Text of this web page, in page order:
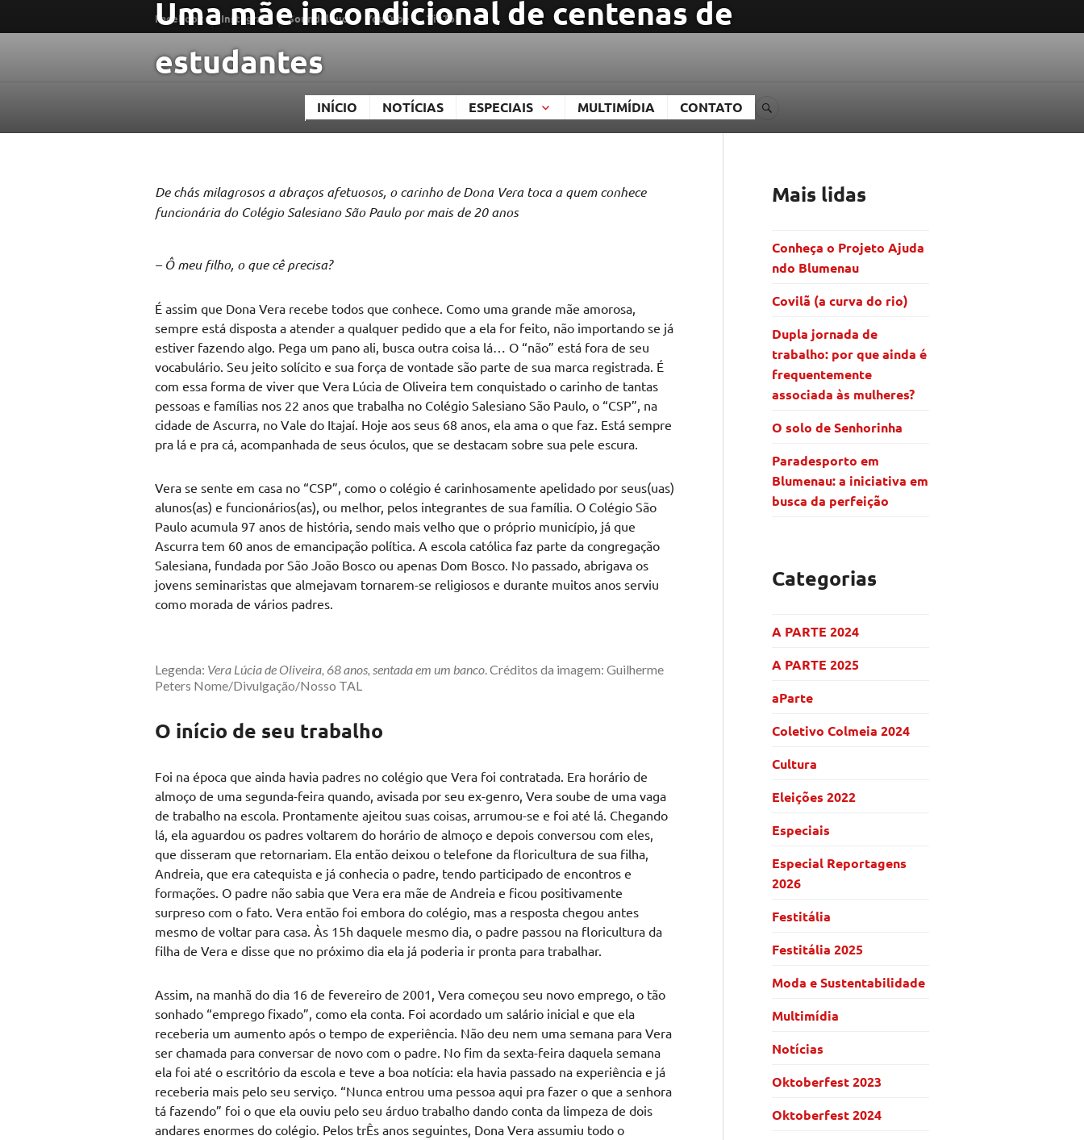
para
Facebook Instagram Soundcloud YouTube TikTok
TAL
INÍCIO NOTÍCIAS ESPECIAIS MULTIMÍDIA CONTATO
Uma mãe incondicional de centenas de
estudantes
De chás milagrosos a abraços afetuosos, o carinho de Dona Vera toca a quem conhece
funcionária do Colégio Salesiano São Paulo por mais de 20 anos
– Ô meu filho, o que cê precisa?
É assim que Dona Vera recebe todos que conhece. Como uma grande mãe amorosa,
sempre está disposta a atender a qualquer pedido que a ela for feito, não importando se já
estiver fazendo algo. Pega um pano ali, busca outra coisa lá… O “não” está fora de seu
vocabulário. Seu jeito solícito e sua força de vontade são parte de sua marca registrada. É
com essa forma de viver que Vera Lúcia de Oliveira tem conquistado o carinho de tantas
pessoas e famílias nos 22 anos que trabalha no Colégio Salesiano São Paulo, o “CSP”, na
cidade de Ascurra, no Vale do Itajaí. Hoje aos seus 68 anos, ela ama o que faz. Está sempre
pra lá e pra cá, acompanhada de seus óculos, que se destacam sobre sua pele escura.
Vera se sente em casa no “CSP”, como o colégio é carinhosamente apelidado por seus(uas)
alunos(as) e funcionários(as), ou melhor, pelos integrantes de sua família. O Colégio São
Paulo acumula 97 anos de história, sendo mais velho que o próprio município, já que
Ascurra tem 60 anos de emancipação política. A escola católica faz parte da congregação
Salesiana, fundada por São João Bosco ou apenas Dom Bosco. No passado, abrigava os
jovens seminaristas que almejavam tornarem-se religiosos e durante muitos anos serviu
como morada de vários padres.
Legenda: Vera Lúcia de Oliveira, 68 anos, sentada em um banco. Créditos da imagem: Guilherme
Peters Nome/Divulgação/Nosso TAL
O início de seu trabalho
Foi na época que ainda havia padres no colégio que Vera foi contratada. Era horário de
almoço de uma segunda-feira quando, avisada por seu ex-genro, Vera soube de uma vaga
de trabalho na escola. Prontamente ajeitou suas coisas, arrumou-se e foi até lá. Chegando
lá, ela aguardou os padres voltarem do horário de almoço e depois conversou com eles,
que disseram que retornariam. Ela então deixou o telefone da floricultura de sua filha,
Andreia, que era catequista e já conhecia o padre, tendo participado de encontros e
formações. O padre não sabia que Vera era mãe de Andreia e ficou positivamente
surpreso com o fato. Vera então foi embora do colégio, mas a resposta chegou antes
mesmo de voltar para casa. Às 15h daquele mesmo dia, o padre passou na floricultura da
filha de Vera e disse que no próximo dia ela já poderia ir pronta para trabalhar.
Assim, na manhã do dia 16 de fevereiro de 2001, Vera começou seu novo emprego, o tão
sonhado “emprego fixado”, como ela conta. Foi acordado um salário inicial e que ela
receberia um aumento após o tempo de experiência. Não deu nem uma semana para Vera
ser chamada para conversar de novo com o padre. No fim da sexta-feira daquela semana
ela foi até o escritório da escola e teve a boa notícia: ela havia passado na experiência e já
receberia mais pelo seu serviço. “Nunca entrou uma pessoa aqui pra fazer o que a senhora
tá fazendo” foi o que ela ouviu pelo seu árduo trabalho dando conta da limpeza de dois
andares enormes do colégio. Pelos trÊs anos seguintes, Dona Vera assumiu todo o
Mais lidas
Conheça o Projeto Ajuda
ndo Blumenau
Covilã (a curva do rio)
Dupla jornada de
trabalho: por que ainda é
frequentemente
associada às mulheres?
O solo de Senhorinha
Paradesporto em
Blumenau: a iniciativa em
busca da perfeição
Categorias
A PARTE 2024
A PARTE 2025
aParte
Coletivo Colmeia 2024
Cultura
Eleições 2022
Especiais
Especial Reportagens
2026
Festitália
Festitália 2025
Moda e Sustentabilidade
Multimídia
Notícias
Oktoberfest 2023
Oktoberfest 2024